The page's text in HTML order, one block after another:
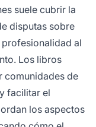
suele cubrir la
disputas sobre
al
Los libros
comunidades de
facilitar el
los aspectos